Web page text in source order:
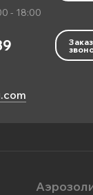
- 18:00